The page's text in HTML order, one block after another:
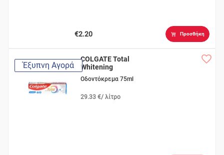
€2.20 Προσθήκη
Έξυπνη Αγορά
COLGATE Total
Whitening
Οδοντόκρεμα 75ml
29.33 €/ λίτρο